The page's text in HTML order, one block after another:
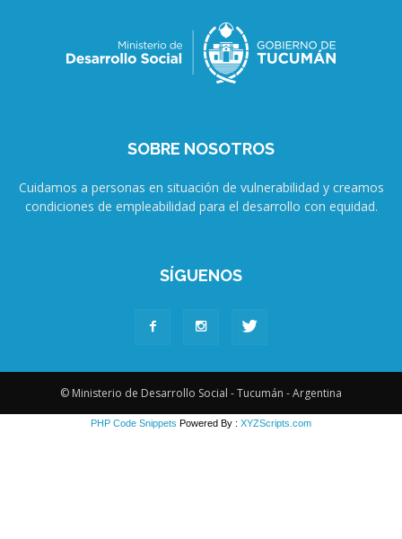
SOBRE NOSOTROS
Cuidamos a personas en situación de vulnerabilidad y creamos
condiciones de empleabilidad para el desarrollo con equidad.
SÍGUENOS
© Ministerio de Desarrollo Social - Tucumán - Argentina
PHP Code Snippets Powered By : XYZScripts.com